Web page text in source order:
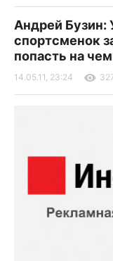
Андрей Бузин:
спортсменок
попасть на
14.05.11, 23:24